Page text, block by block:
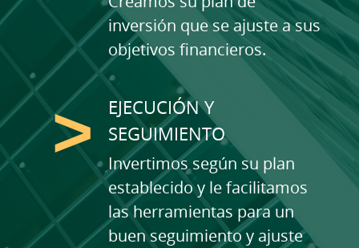
inversión que se ajuste a sus
objetivos financieros.
EJECUCIÓN Y
SEGUIMIENTO
Invertimos según su plan
establecido y le facilitamos
las herramientas para un
buen seguimiento y ajuste